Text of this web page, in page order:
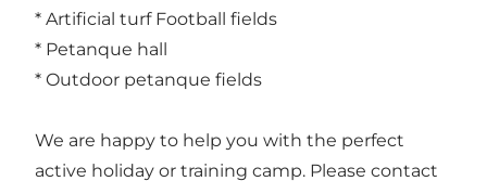
* Artificial turf Football fields
* Petanque hall
* Outdoor petanque fields
We are happy to help you with the perfect
active holiday or training camp. Please contact